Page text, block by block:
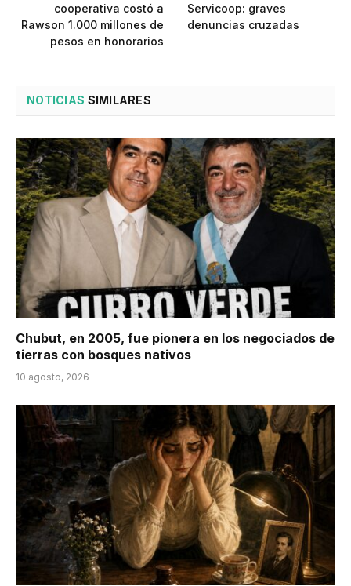
cooperativa costó a
Rawson 1.000 millones de
pesos en honorarios
Servicoop: graves
denuncias cruzadas
NOTICIAS SIMILARES
Chubut, en 2005, fue pionera en los negociados de
tierras con bosques nativos
10 agosto, 2026